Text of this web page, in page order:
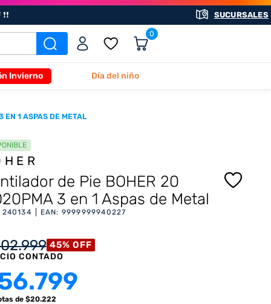
SUCURSALES
0
Invierno Día del niño
EN 1 ASPAS DE METAL
de Pie BOHER 20
3 en 1 Aspas de Metal
240134 EAN: 9999999940227
.999 45% OFF
CONTADO
de $20.222